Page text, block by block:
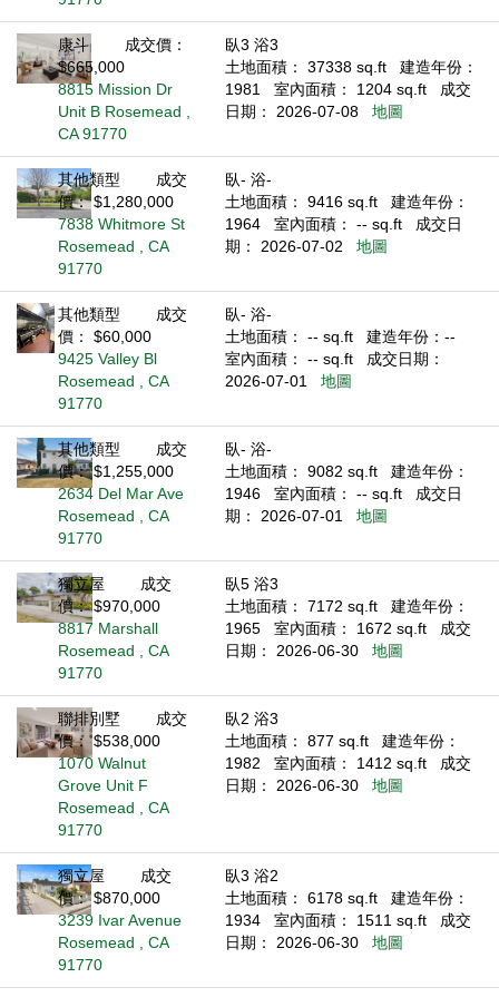
康斗
成交價：
$665,000
8815 Mission Dr
Unit B Rosemead ,
CA 91770
臥3 浴3
土地面積： 37338 sq.ft
建造年份：
1981
室內面積： 1204 sq.ft
成交
日期： 2026-07-08
地圖
其他類型
成交
價： $1,280,000
7838 Whitmore St
Rosemead , CA
91770
臥- 浴-
土地面積： 9416 sq.ft
建造年份：
1964
室內面積： -- sq.ft
成交日
期： 2026-07-02
地圖
其他類型
成交
價： $60,000
9425 Valley Bl
Rosemead , CA
91770
臥- 浴-
土地面積： -- sq.ft
建造年份：--
室內面積： -- sq.ft
成交日期：
2026-07-01
地圖
其他類型
成交
價： $1,255,000
2634 Del Mar Ave
Rosemead , CA
91770
臥- 浴-
土地面積： 9082 sq.ft
建造年份：
1946
室內面積： -- sq.ft
成交日
期： 2026-07-01
地圖
獨立屋
成交
價： $970,000
8817 Marshall
Rosemead , CA
91770
臥5 浴3
土地面積： 7172 sq.ft
建造年份：
1965
室內面積： 1672 sq.ft
成交
日期： 2026-06-30
地圖
聯排別墅
成交
價： $538,000
1070 Walnut
Grove Unit F
Rosemead , CA
91770
臥2 浴3
土地面積： 877 sq.ft
建造年份：
1982
室內面積： 1412 sq.ft
成交
日期： 2026-06-30
地圖
獨立屋
成交
價： $870,000
3239 Ivar Avenue
Rosemead , CA
91770
臥3 浴2
土地面積： 6178 sq.ft
建造年份：
1934
室內面積： 1511 sq.ft
成交
日期： 2026-06-30
地圖